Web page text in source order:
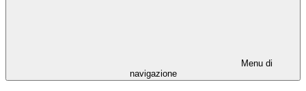
Menu di
navigazione